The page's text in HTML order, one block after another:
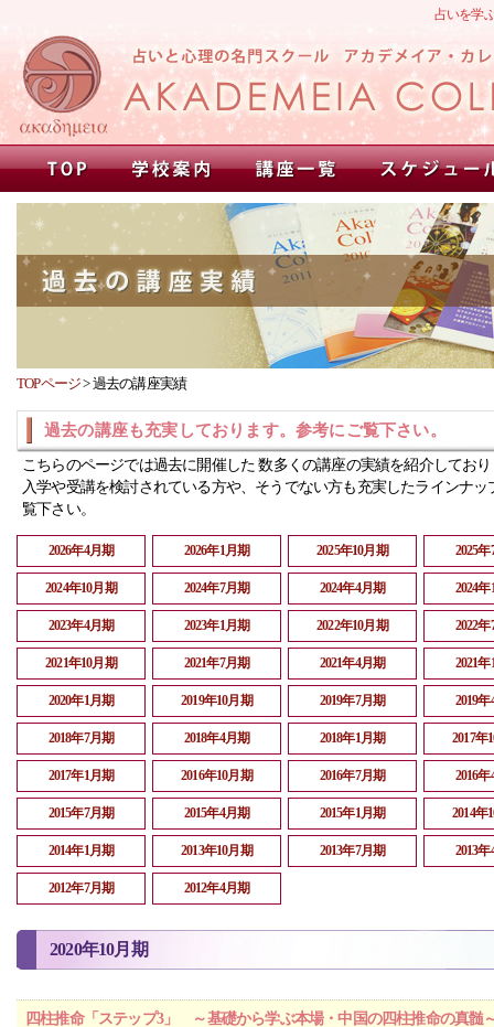
占いを学
TOPページ>過去の講座実績
過去の講座も充実しております。参考にご覧下さい。
こちらのページでは過去に開催した 数多くの講座の実績を紹介してお
入学や受講を検討されている方や、そうでない方も充実したラインナッ
覧下さい。
2026年4月期 2026年1月期 2025年10月期 2025
2024年10月期 2024年7月期 2024年4月期 2024
2023年4月期 2023年1月期 2022年10月期 2022
2021年10月期 2021年7月期 2021年4月期 2021
2020年1月期 2019年10月期 2019年7月期 2019
2018年7月期 2018年4月期 2018年1月期 2017年
2017年1月期 2016年10月期 2016年7月期 2016
2015年7月期 2015年4月期 2015年1月期 2014年
2014年1月期 2013年10月期 2013年7月期 2013
2012年7月期 2012年4月期
2020年10月期
四柱推命「ステップ3」 ～基礎から学ぶ本場・中国の四柱推命の真髄